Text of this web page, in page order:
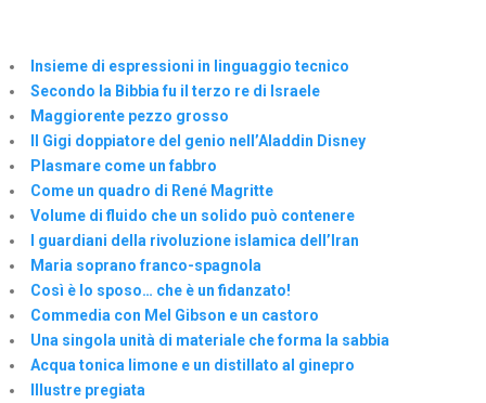
Insieme di espressioni in linguaggio tecnico
Secondo la Bibbia fu il terzo re di Israele
Maggiorente pezzo grosso
Il Gigi doppiatore del genio nell’Aladdin Disney
Plasmare come un fabbro
Come un quadro di René Magritte
Volume di fluido che un solido può contenere
I guardiani della rivoluzione islamica dell’Iran
Maria soprano franco-spagnola
Così è lo sposo… che è un fidanzato!
Commedia con Mel Gibson e un castoro
Una singola unità di materiale che forma la sabbia
Acqua tonica limone e un distillato al ginepro
Illustre pregiata